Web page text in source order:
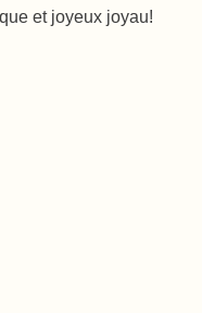
et joyeux joyau!